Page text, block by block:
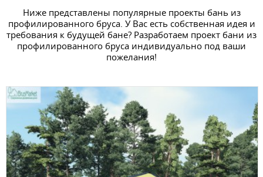
Ниже представлены популярные проекты бань из
профилированного бруса. У Вас есть собственная идея и
требования к будущей бане? Разработаем проект бани из
профилированного бруса индивидуально под ваши
пожелания!